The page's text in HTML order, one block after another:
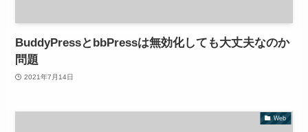
BuddyPressとbbPressは無効化しても大丈夫なのか
問題
2021年7月14日
Web